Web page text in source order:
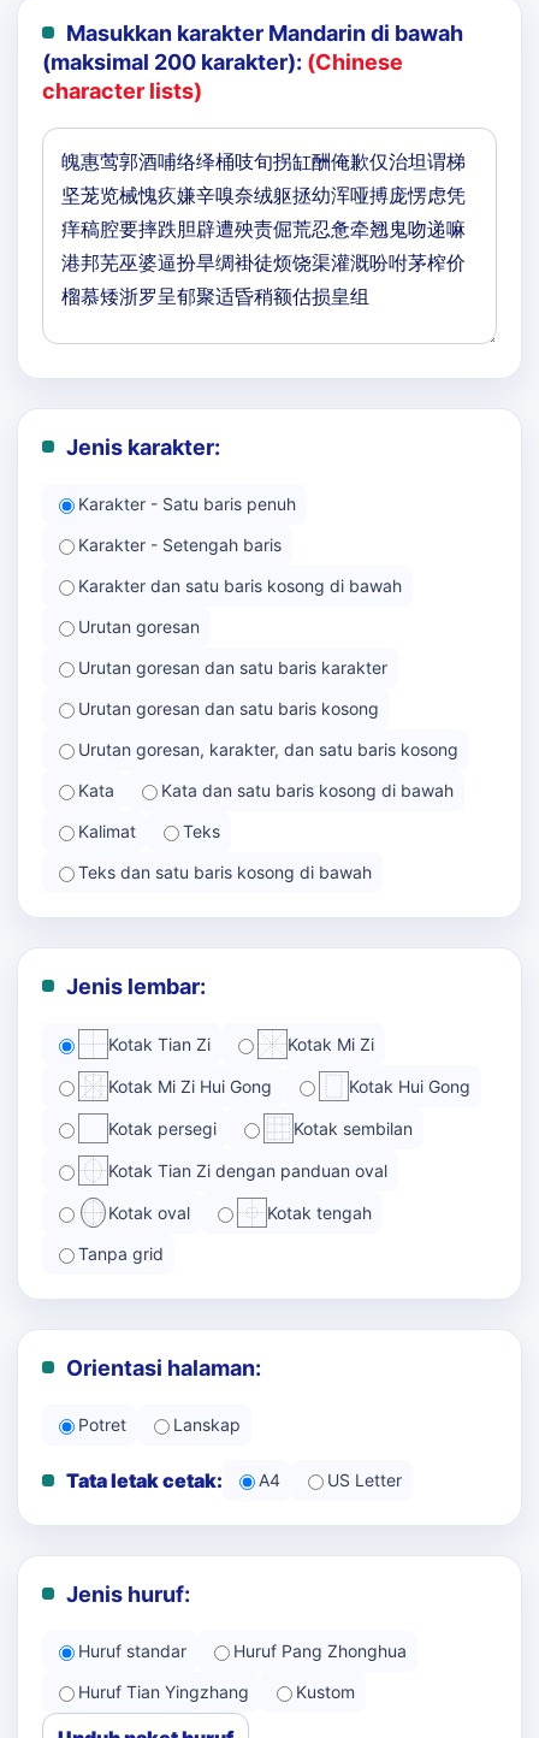
Masukkan karakter Mandarin di bawah
(maksimal 200 karakter): (Chinese
character lists)
Jenis karakter:
Karakter - Satu baris penuh
Karakter - Setengah baris
Karakter dan satu baris kosong di bawah
Urutan goresan
Urutan goresan dan satu baris karakter
Urutan goresan dan satu baris kosong
Urutan goresan, karakter, dan satu baris kosong
Kata
Kata dan satu baris kosong di bawah
Kalimat
Teks
Teks dan satu baris kosong di bawah
Jenis lembar:
Kotak Tian Zi Kotak Mi Zi
Kotak Mi Zi Hui Gong Kotak Hui Gong
Kotak persegi Kotak sembilan
Kotak Tian Zi dengan panduan oval
Kotak oval Kotak tengah
Tanpa grid
Orientasi halaman:
Potret Lanskap
Tata letak cetak: A4 US Letter
Jenis huruf:
Huruf standar
Huruf Pang Zhonghua
Huruf Tian Yingzhang
Kustom